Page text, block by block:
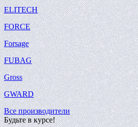
ELITECH
FORCE
Forsage
FUBAG
Gross
GWARD
Все производители
Будьте в курсе!